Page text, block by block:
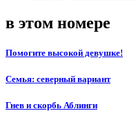
в этом номере
Помогите высокой девушке!
Семья: северный вариант
Гнев и скорбь Аблинги